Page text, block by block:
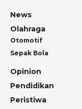
News
Olahraga
Otomotif
Sepak Bola
Opinion
Pendidikan
Peristiwa